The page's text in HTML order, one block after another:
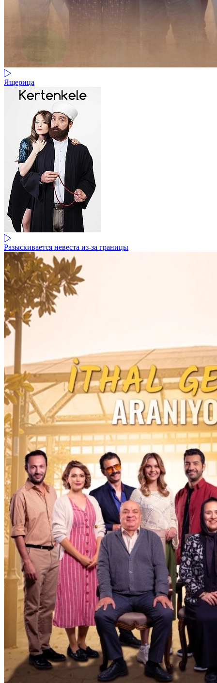
Ящерица
Разыскивается невеста из-за границы